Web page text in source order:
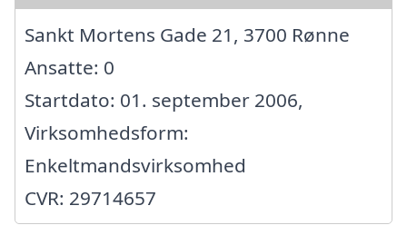
Sankt Mortens Gade 21, 3700 Rønne
Ansatte: 0
Startdato: 01. september 2006,
Virksomhedsform:
Enkeltmandsvirksomhed
CVR: 29714657